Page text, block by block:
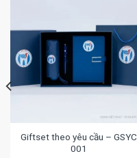
Giftset theo yêu cầu – GSYC
001